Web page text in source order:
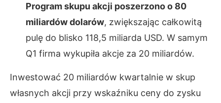
Program skupu akcji poszerzono o 80
miliardów dolarów, zwiększając całkowitą
pulę do blisko 118,5 miliarda USD. W samym
Q1 firma wykupiła akcje za 20 miliardów.
Inwestować 20 miliardów kwartalnie w skup
własnych akcji przy wskaźniku ceny do zysku